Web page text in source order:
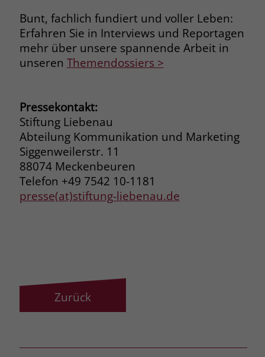
Bunt, fachlich fundiert und voller Leben:
Erfahren Sie in Interviews und Reportagen
mehr über unsere spannende Arbeit in
unseren Themendossiers >
Pressekontakt:
Stiftung Liebenau
Abteilung Kommunikation und Marketing
Siggenweilerstr. 11
88074 Meckenbeuren
Telefon +49 7542 10-1181
presse(at)stiftung-liebenau.de
Zurück